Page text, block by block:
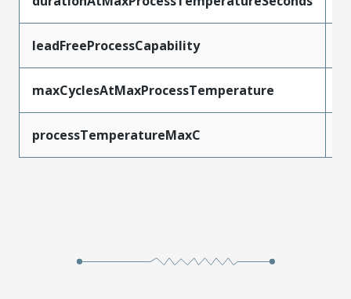
leadFreeProcessCapability
maxCyclesAtMaxProcessTemperature
processTemperatureMaxC